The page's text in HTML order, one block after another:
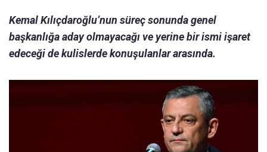
Kemal Kılıçdaroğlu’nun süreç sonunda genel
başkanlığa aday olmayacağı ve yerine bir ismi işaret
edeceği de kulislerde konuşulanlar arasında.